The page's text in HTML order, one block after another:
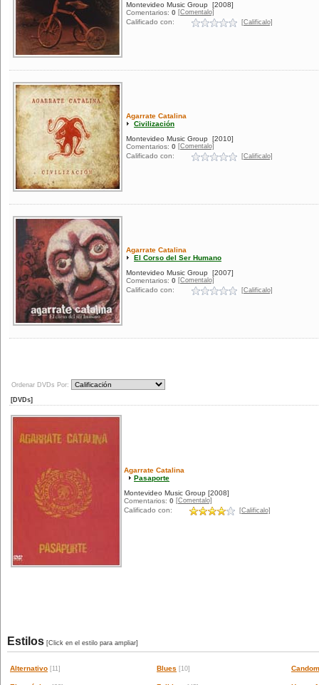
Montevideo Music Group
[2008]
Comentarios: 0 [Comentalo]
Calificado con: [Calificalo]
Agarrate Catalina
Civilización
Montevideo Music Group
[2010]
Comentarios: 0 [Comentalo]
Calificado con: [Calificalo]
Agarrate Catalina
El Corso del Ser Humano
Montevideo Music Group
[2007]
Comentarios: 0 [Comentalo]
Calificado con: [Calificalo]
Ordenar DVDs Por:
[DVDs]
Agarrate Catalina
Pasaporte
Montevideo Music Group [2008]
Comentarios: 0 [Comentalo]
Calificado con: [Calificalo]
Estilos [Click en el estilo para ampliar]
Alternativo [11] Blues [10]